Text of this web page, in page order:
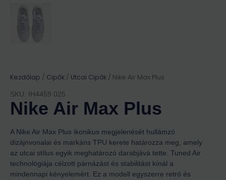
Kezdőlap / Cipők / Utcai Cipők / Nike Air Max Plus
SKU: IH4459 025
Nike Air Max Plus
A Nike Air Max Plus ikonikus megjelenését hullámzó
dizájnvonalai és markáns TPU kerete határozza meg, amely
az utcai stílus egyik meghatározó darabjává tette. Tuned Air
technológiája célzott párnázást és stabilitást kínál a
mindennapi kényelemért. Ez a modell egyszerre retró és